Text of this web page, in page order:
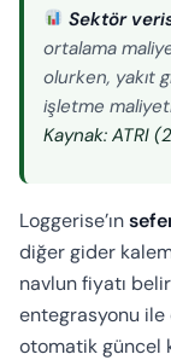
Sektör
ortalama
olurken, yakıt
işletme
Kaynak: ATRI
Loggerise’ın
diğer gider
navlun fiyatı
entegrasyonu ile
otomatik güncel